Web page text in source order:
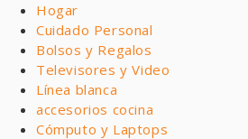
Hogar
Cuidado Personal
Bolsos y Regalos
Televisores y Video
Línea blanca
accesorios cocina
Cómputo y Laptops